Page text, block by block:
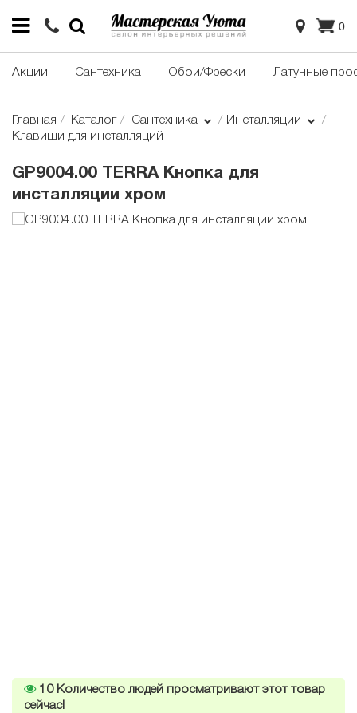
0
Акции Сантехника Обои/Фрески Латунные
Главная Каталог Сантехника
Инсталляции
Клавиши для инсталляций
GP9004.00 TERRA Кнопка для
инсталляции хром
10Количество людей просматривают этот товар
сейчас!